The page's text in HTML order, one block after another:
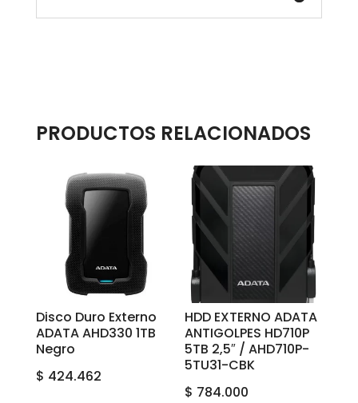
PRODUCTOS RELACIONADOS
Disco Duro Externo
ADATA AHD330 1TB
Negro
$ 424.462
HDD EXTERNO ADATA
ANTIGOLPES HD710P
5TB 2,5″ / AHD710P-
5TU31-CBK
$ 784.000